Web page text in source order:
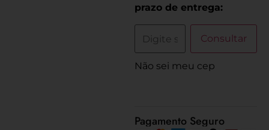
Pagamento Seguro
prazo de entrega:
Consultar
Não sei meu cep